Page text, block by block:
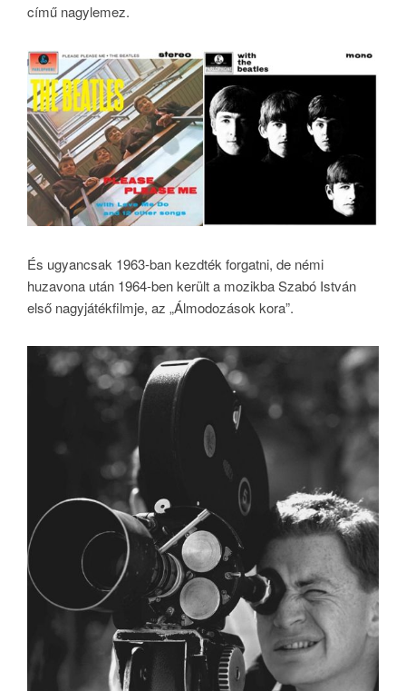
című nagylemez.
És ugyancsak 1963-ban kezdték forgatni, de némi
huzavona után 1964-ben került a mozikba Szabó István
első nagyjátékfilmje, az „Álmodozások kora”.